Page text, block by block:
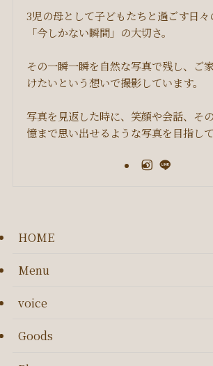
3児の母として子どもたちと過ごす日々
「今しかない瞬間」の大切さ。
その一瞬一瞬を自然な写真で残し、ご
けたいという想いで撮影しています。
写真を見返した時に、笑顔や会話、そ
憶まで思い出せるような写真を目指して
HOME
Menu
voice
Goods